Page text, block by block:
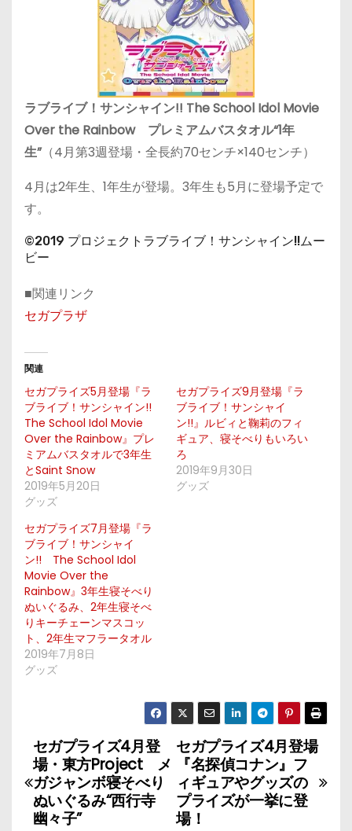
ラブライブ！サンシャイン!! The School Idol Movie
Over the Rainbow プレミアムバスタオル“1年
生”（4月第3週登場・全長約70センチ×140センチ）
4月は2年生、1年生が登場。3年生も5月に登場予定で
す。
©2019 プロジェクトラブライブ！サンシャイン!!ムー
ビー
■関連リンク
セガプラザ
関連
セガプライズ5月登場『ラ
ブライブ！サンシャイン!!
The School Idol Movie
Over the Rainbow』プレ
ミアムバスタオルで3年生
とSaint Snow
2019年5月20日
グッズ
セガプライズ9月登場『ラ
ブライブ！サンシャイ
ン!!』ルビィと鞠莉のフィ
ギュア、寝そべりもいろい
ろ
2019年9月30日
グッズ
セガプライズ7月登場『ラ
ブライブ！サンシャイ
ン!! The School Idol
Movie Over the
Rainbow』3年生寝そべり
ぬいぐるみ、2年生寝そべ
りキーチェーンマスコッ
ト、2年生マフラータオル
2019年7月8日
グッズ
投
稿
ナ
セガプライズ4月登場
『名探偵コナン』フ
ィギュアやグッズの
プライズが一挙に登
場！
セガプライズ4月登
場・東方Project メ
ガジャンボ寝そべり
ぬいぐるみ“西行寺
幽々子”